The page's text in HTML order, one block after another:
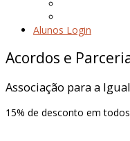
Alunos Login
Acordos e
Associação para a
15% de desconto em